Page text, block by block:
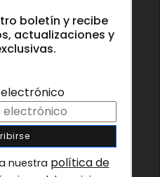
,Gafas graduadas mujer
boletín y recibe
actualizaciones y
nuestra política de